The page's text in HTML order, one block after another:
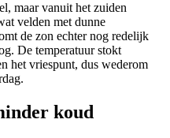
maar vanuit het zuiden
velden met dunne
de zon echter nog redelijk
De temperatuur stokt
het vriespunt, dus wederom
koud